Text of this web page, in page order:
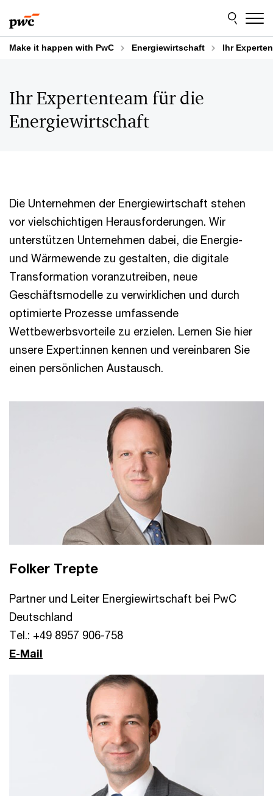
to
content
to
footer
Make it happen with PwC Energiewirtschaft Ihr
Ihr Expertenteam für die
Energiewirtschaft
Die Unternehmen der Energiewirtschaft stehen
vor vielschichtigen Herausforderungen. Wir
unterstützen Unternehmen dabei, die Energie-
und Wärmewende zu gestalten, die digitale
Transformation voranzutreiben, neue
Geschäftsmodelle zu verwirklichen und durch
optimierte Prozesse umfassende
Wettbewerbsvorteile zu erzielen. Lernen Sie hier
unsere Expert:innen kennen und vereinbaren Sie
einen persönlichen Austausch.
Folker Trepte
Partner und Leiter Energiewirtschaft bei PwC
Deutschland
Tel.: +49 8957 906-758
E-Mail